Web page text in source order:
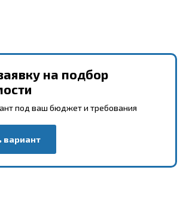
на подбор
под ваш бюджет и требования
вариант